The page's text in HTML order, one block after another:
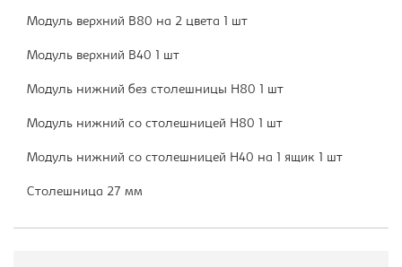
Модуль верхний В80 на 2 цвета 1 шт
Модуль верхний В40 1 шт
Модуль нижний без столешницы Н80 1 шт
Модуль нижний со столешницей Н80 1 шт
Модуль нижний со столешницей Н40 на 1 ящик 1 шт
Столешница 27 мм